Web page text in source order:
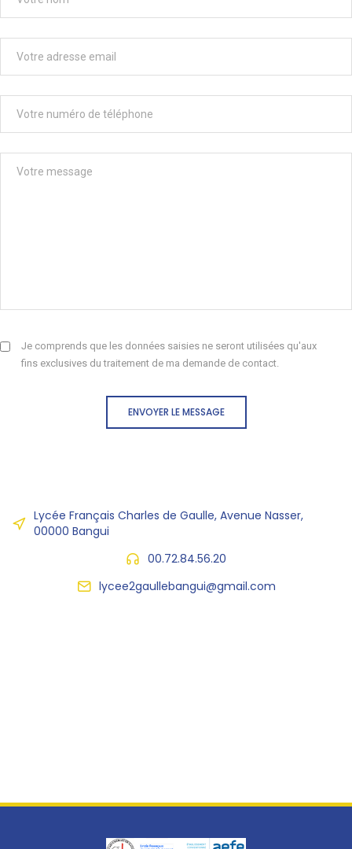
Je comprends que les données saisies ne seront utilisées qu'aux
fins exclusives du traitement de ma demande de contact.
ENVOYER LE MESSAGE
Lycée Français Charles de Gaulle, Avenue Nasser,
00000 Bangui
00.72.84.56.20
lycee2gaullebangui@gmail.com